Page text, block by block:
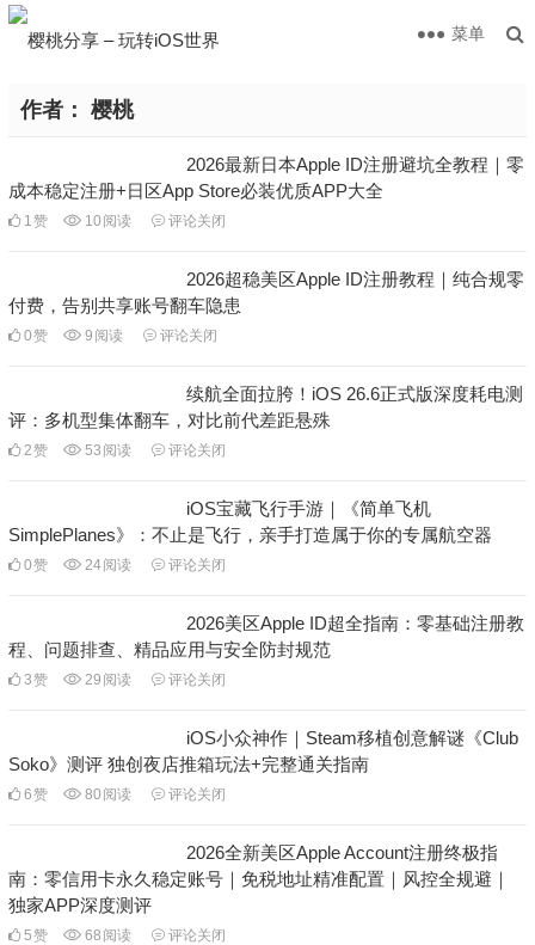
菜单
作者： 樱桃
2026最新日本Apple ID注册避坑全教程｜零
成本稳定注册+日区App Store必装优质APP大全
1赞 10 阅读 评论关闭
2026超稳美区Apple ID注册教程｜纯合规零
付费，告别共享账号翻车隐患
0赞 9 阅读 评论关闭
续航全面拉胯！iOS 26.6正式版深度耗电测
评：多机型集体翻车，对比前代差距悬殊
2赞 53 阅读 评论关闭
iOS宝藏飞行手游｜《简单飞机
SimplePlanes》：不止是飞行，亲手打造属于你的专属航空器
0赞 24阅读 评论关闭
2026美区Apple ID超全指南：零基础注册教
程、问题排查、精品应用与安全防封规范
3赞 29 阅读 评论关闭
iOS小众神作｜Steam移植创意解谜《Club
Soko》测评 独创夜店推箱玩法+完整通关指南
6赞 80 阅读 评论关闭
2026全新美区Apple Account注册终极指
南：零信用卡永久稳定账号｜免税地址精准配置｜风控全规避｜
独家APP深度测评
5赞 68 阅读 评论关闭